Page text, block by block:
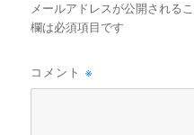
メールアドレスが公開される
欄は必須項目です
コメント※